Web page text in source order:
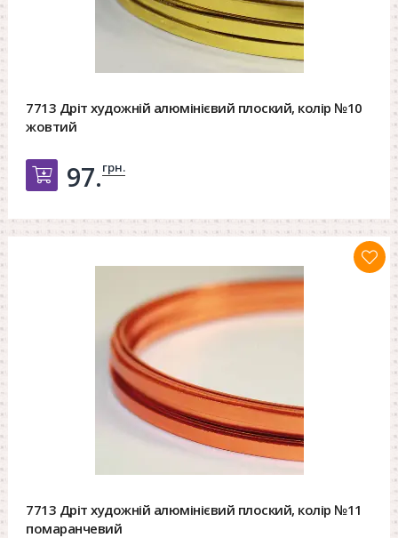
7713 Дріт художній алюмінієвий плоский, колір №10
жовтий
Добавить в корзину
97.грн.
7713 Дріт художній алюмінієвий плоский, колір №11
помаранчевий